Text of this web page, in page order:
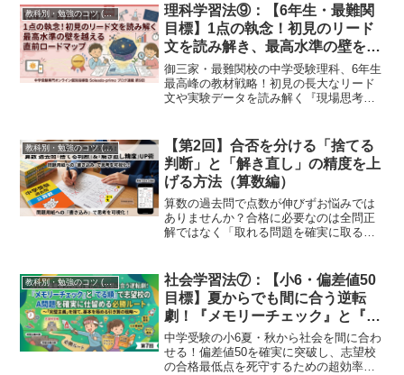
は？『正解が見える図と表』を塾の過去
問演習に直結させるSoleadoの個別指導。
教科別・勉強のコツ (Study Method)
理科学習法⑨：【6年生・最難関
目標】1点の執念！初見のリード
文を読み解き、最高水準の壁を越
える直前教材ロードマップ
御三家・最難関校の中学受験理科、6年生
最高峰の教材戦略！初見の長大なリード
文や実験データを読み解く『現場思考
Soleado-primoでは講師からの画面共有に
よるリアルタイム図解と深い対話で、減
点されない完璧な記述力を徹底サポート
します。
教科別・勉強のコツ (Study Method)
【第2回】合否を分ける「捨てる
判断」と「解き直し」の精度を上
げる方法（算数編）
算数の過去問で点数が伸びずお悩みでは
ありませんか？合格に必要なのは全問正
解ではなく「取れる問題を確実に取るこ
指導Soleado-primoでの効率的な解き直し
法を徹底解説！
教科別・勉強のコツ (Study Method)
社会学習法⑦：【小6・偏差値50
目標】夏からでも間に合う逆転
劇！『メモリーチェック』と『で
る順』で志望校のA問題を確実に
仕留める必勝ルート
中学受験の小6夏・秋から社会を間に合わ
せる！偏差値50を確実に突破し、志望校
の合格最低点を死守するための超効率的